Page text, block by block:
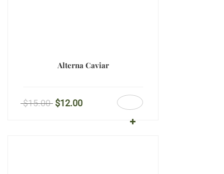
Alterna Caviar
$15.00 $12.00